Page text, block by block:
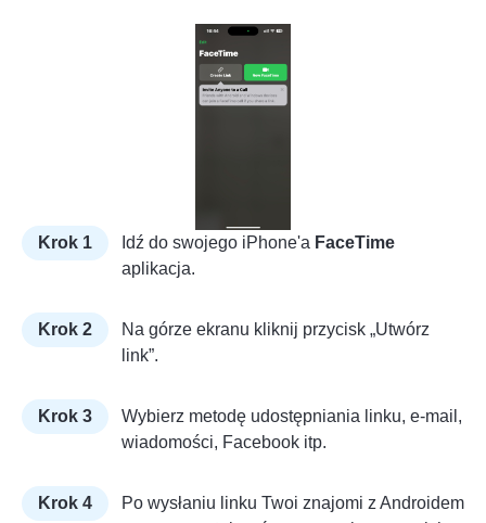
Krok 1 Idź do swojego iPhone'a FaceTime
aplikacja.
Krok 2
Na górze ekranu kliknij przycisk „Utwórz
link”.
Krok 3
Wybierz metodę udostępniania linku, e-mail,
wiadomości, Facebook itp.
Krok 4
Po wysłaniu linku Twoi znajomi z Androidem